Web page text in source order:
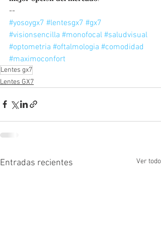
--
#yosoygx7 #lentesgx7 #gx7
#visionsencilla #monofocal #saludvisual
#optometria #oftalmologia #comodidad
#maximoconfort
Lentes gx7
Lentes GX7
Entradas recientes Ver todo